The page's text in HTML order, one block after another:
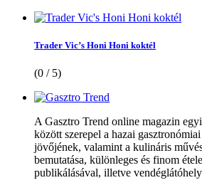
Trader Vic’s Honi Honi koktél
(0 / 5)
A Gasztro Trend online magazin
között szerepel a hazai
jövőjének, valamint a kulináris
bemutatása, különleges és finom
publikálásával, illetve